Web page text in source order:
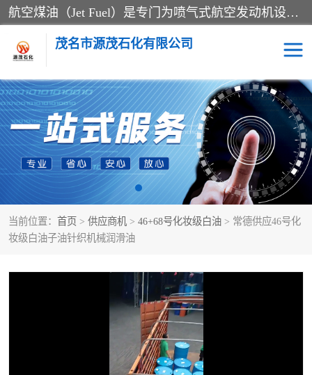
航空煤油（Jet Fuel）是专门为喷气式航空发动机设计的高纯度燃料，主要分为Jet A、Jet A-1和Jet B等类型。其特点是闪点高、低温流动性好，并添加了抗静电剂和抗氧化剂以确保飞行安全。航空煤油需
茂名市源茂石化有限公司
当前位置： 首页 > 供应商机 > 46+68号化妆级白油 > 常德供应46号化
妆级白油子油针织机械润滑油
RP3航空煤油 D20+D30溶剂油
D40+D60溶剂油 D80+D100溶剂油
6号+120号溶剂油 260号溶剂油
异构烷烃 天然乳胶
46+68号化妆级白油